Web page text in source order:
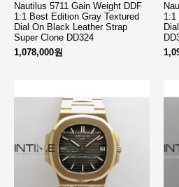
Nautilus 5711 Gain Weight DDF
1:1 Best Edition Gray Textured
Dial On Black Leather Strap
Super Clone DD324
1,078,000원
1:1